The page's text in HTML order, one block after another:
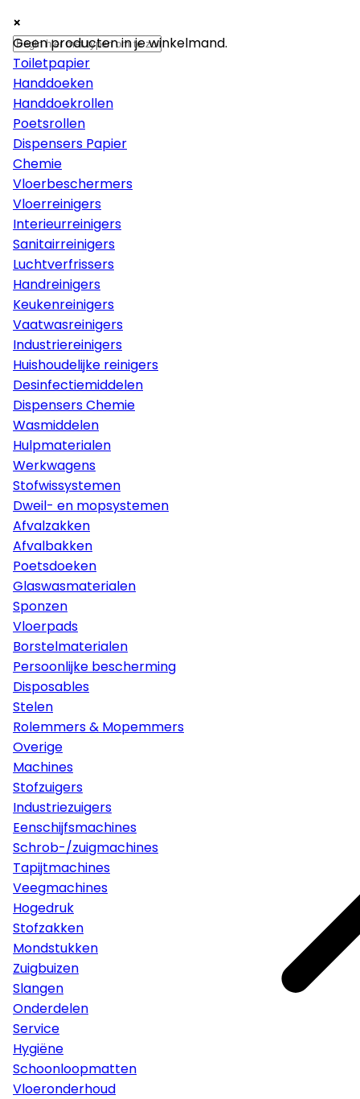
×
Papier
Toiletpapier
Handdoeken
Handdoekrollen
Poetsrollen
Dispensers Papier
Chemie
Vloerbeschermers
Vloerreinigers
Interieurreinigers
Sanitairreinigers
Luchtverfrissers
Handreinigers
Keukenreinigers
Vaatwasreinigers
Industriereinigers
Huishoudelijke reinigers
Desinfectiemiddelen
Dispensers Chemie
Wasmiddelen
Hulpmaterialen
Werkwagens
Stofwissystemen
Dweil- en mopsystemen
Afvalzakken
Afvalbakken
Poetsdoeken
Glaswasmaterialen
Sponzen
Vloerpads
Borstelmaterialen
Persoonlijke bescherming
Disposables
Stelen
Rolemmers & Mopemmers
Overige
Machines
Stofzuigers
Industriezuigers
Eenschijfsmachines
Schrob-/zuigmachines
Tapijtmachines
Veegmachines
Hogedruk
Stofzakken
Mondstukken
Zuigbuizen
Slangen
Onderdelen
Service
Hygiëne
Schoonloopmatten
Vloeronderhoud
×
×
Geen producten in je winkelmand.